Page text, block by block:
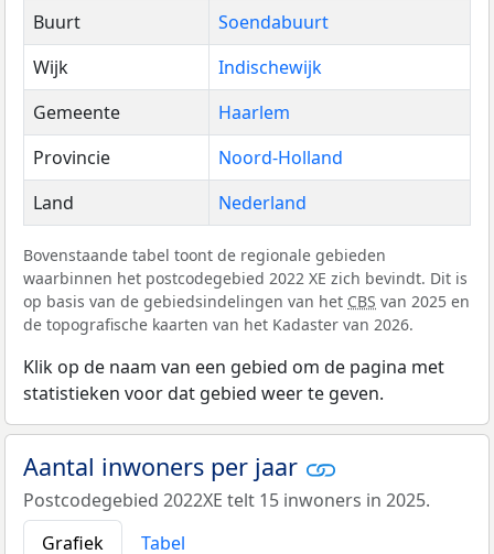
Buurt
Soendabuurt
Wijk
Indischewijk
Gemeente
Haarlem
Provincie
Noord-Holland
Land
Nederland
Bovenstaande tabel toont de regionale gebieden
waarbinnen het postcodegebied 2022 XE zich bevindt. Dit is
op basis van de gebiedsindelingen van het CBS van 2025 en
de topografische kaarten van het Kadaster van 2026.
Klik op de naam van een gebied om de pagina met
statistieken voor dat gebied weer te geven.
Aantal inwoners per jaar
Postcodegebied 2022XE telt 15 inwoners in 2025.
Grafiek
Tabel